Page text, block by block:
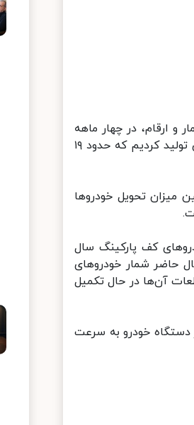
ارقام، در چهار ماهه
ابتدایی سال جاری به طور تقریبی، بیش از ۳۶۰ هزار دستگاه خودرو سواری تولید کردیم که حدود ۱۹
تحویل خودروها
کف پارکینگ سال
در حال حاضر شمار خودروهای
به مرور قطعات آن‌ها در حال تکمیل
طی همین هفته یا هفته‌های آینده ۴۳ هزار دستگاه خودرو به سرعت